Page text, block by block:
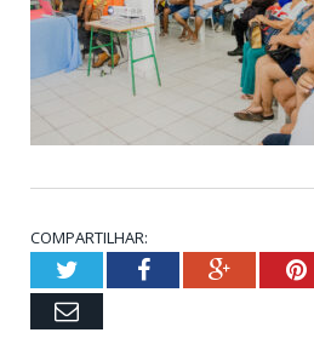
COMPARTILHAR:
TwitterFacebookGoogle+
Email